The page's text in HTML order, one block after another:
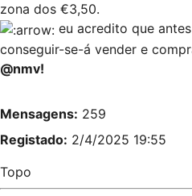
zona dos €3,50.
eu acredito que
conseguir-se-á vender e
@nmv!
Mensagens: 259
Registado: 2/4/2025 19:55
Topo